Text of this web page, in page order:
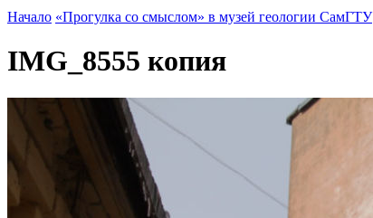
Начало «Прогулка со смыслом» в музей геологии СамГТУ
IMG_8555 копия